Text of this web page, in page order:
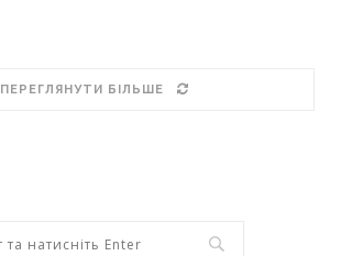
ПЕРЕГЛЯНУТИ БІЛЬШЕ